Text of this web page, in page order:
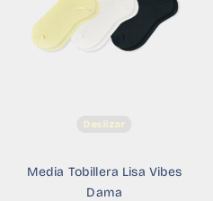
Deslizar
Media Tobillera Lisa Vibes
Dama